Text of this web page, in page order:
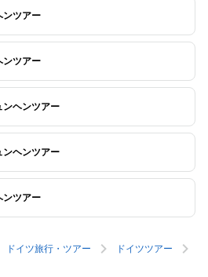
ンツアー
ンツアー
ンヘンツアー
ンヘンツアー
ンツアー
ドイツ旅行・ツアー ドイツツアー